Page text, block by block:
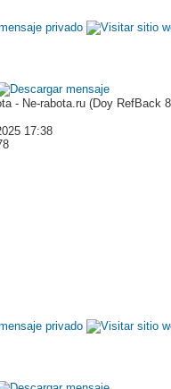
- Ne-rabota.ru (Doy RefBack
17:38